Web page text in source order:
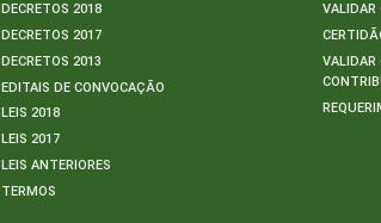
DECRETOS 2018
DECRETOS 2017
DECRETOS 2013
EDITAIS DE CONVOCAÇÃO
LEIS 2018
LEIS 2017
LEIS ANTERIORES
TERMOS
VALIDAR
VALIDAR